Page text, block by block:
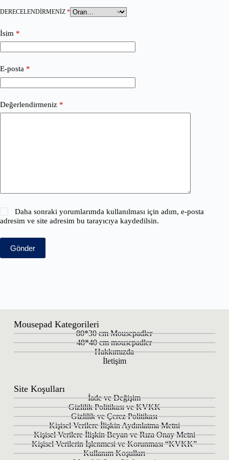
DERECELENDIRMENIZ *
İsim *
E-posta *
Değerlendirmeniz *
Daha sonraki yorumlarımda kullanılması için adım, e-posta
adresim ve site adresim bu tarayıcıya kaydedilsin.
Gönder
Mousepad Kategorileri
80*30 cm Mousepadler
48*40 cm mousepadler
Hakkımızda
İletişim
Site Koşulları
İade ve Değişim
Gizlilik Politikası ve KVKK
Gizlilik ve Çerez Politikası
Kişisel Verilere İlişkin Aydınlatma Metni
Kişisel Verilere İlişkin Beyan ve Rıza Onay Metni
Kişisel Verilerin İşlenmesi ve Korunması “KVKK”
Kullanım Koşulları